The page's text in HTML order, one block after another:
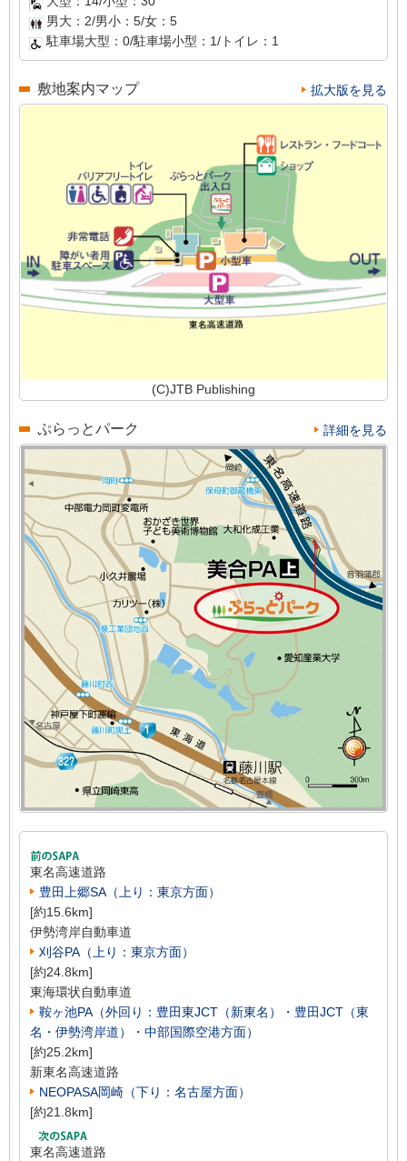
男大：2/男小：5/女：5
駐車場大型：0/駐車場小型：1/トイレ：1
敷地案内マップ 拡大版を見る
(C)JTB Publishing
ぷらっとパーク 詳細を見る
東名高速道路
豊田上郷SA（上り：東京方面）
[約15.6km]
伊勢湾岸自動車道
刈谷PA（上り：東京方面）
[約24.8km]
東海環状自動車道
鞍ヶ池PA（外回り：豊田東JCT（新東名）・豊田JCT（東
名・伊勢湾岸道）・中部国際空港方面）
[約25.2km]
新東名高速道路
NEOPASA岡崎（下り：名古屋方面）
[約21.8km]
東名高速道路